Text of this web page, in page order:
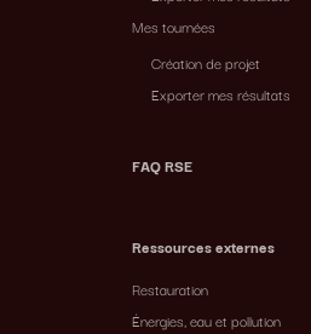
Mes tournées
Création de projet
Exporter mes résultats
FAQ RSE
Ressources externes
Restauration
Énergies, eau et pollution